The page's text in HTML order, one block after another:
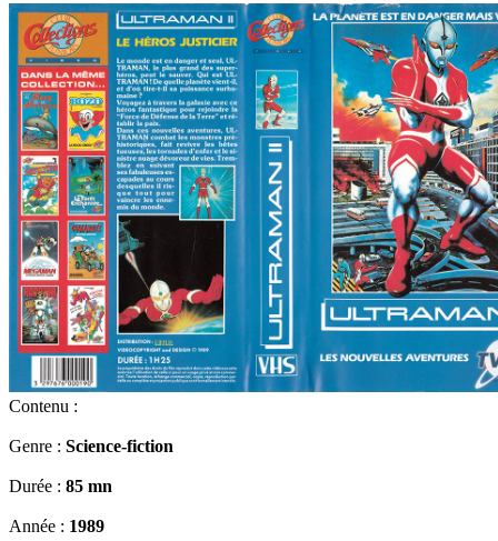
Contenu :
Genre : Science-fiction
Durée : 85 mn
Année : 1989